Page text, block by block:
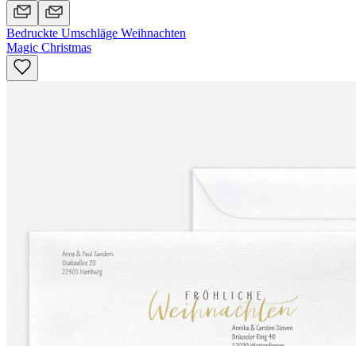
Bedruckte Umschläge Weihnachten
Magic Christmas